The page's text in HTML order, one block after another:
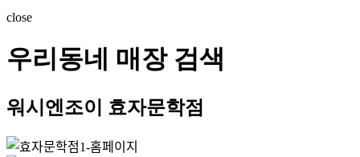
close
우리동네 매장 검색
워시엔조이 효자문학점